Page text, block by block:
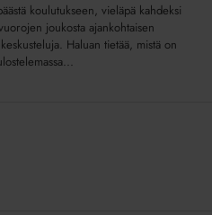
koulutukseen, vieläpä kahdeksi
joukosta ajankohtaisen
Haluan tietää, mistä on